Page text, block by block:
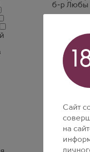
б-р Любы
Сайт
на